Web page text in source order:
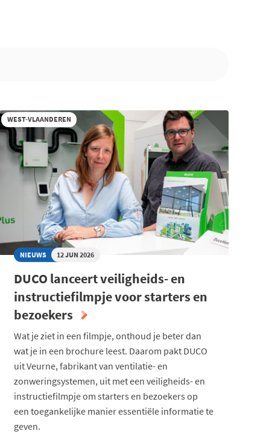
WEST-VLAANDEREN
NIEUWS 12 JUN 2026
DUCO lanceert veiligheids- en
instructiefilmpje voor starters en
bezoekers
Wat je ziet in een filmpje, onthoud je beter dan
wat je in een brochure leest. Daarom pakt DUCO
uit Veurne, fabrikant van ventilatie- en
zonweringsystemen, uit met een veiligheids- en
instructiefilmpje om starters en bezoekers op
een toegankelijke manier essentiële informatie te
geven.